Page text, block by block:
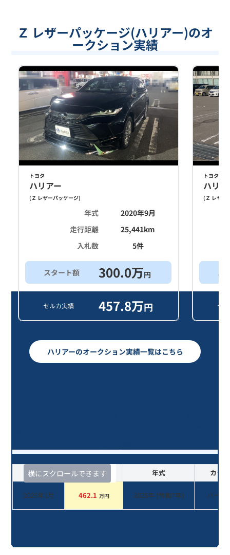
Ｚ レザーパッケージ(ハリアー)のオ
ークション実績
トヨタ
ハリアー
( Ｚ レザーパッケージ)
年式
2020年9月
走行距離
25,441km
入札数
5件
スタート額 300.0万円
セルカ実績 457.8万円
トヨタ
ハリア
( Ｚ レザー
セ
ハリアーのオークション実績一覧はこちら
横にスクロールできます
査定時期 セルカ実績 年式 カラー
2026年1月 462.1 万円 2025年 (令和7年) パール